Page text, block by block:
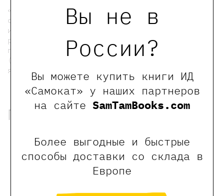
Вы не в
России?
Вы можете купить книги ИД
«Самокат» у наших партнеров
на сайте SamTamBooks.com
Более выгодные и быстрые
способы доставки со склада в
Европе
«Собака» — это первая книга, которую я
сделала полностью сама: текст, макет,
иллюстрации, рисованные шрифты, работа с
редакторами и научными консультантами,
переводчиком и литературным агентом
(скоро книга выйдет еще на нескольких
языках).
Полистать книгу